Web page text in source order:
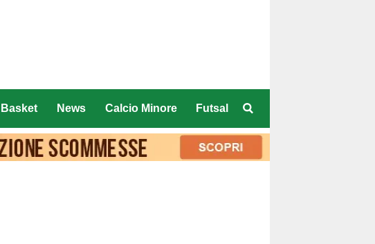
Basket News Calcio Minore Futsal